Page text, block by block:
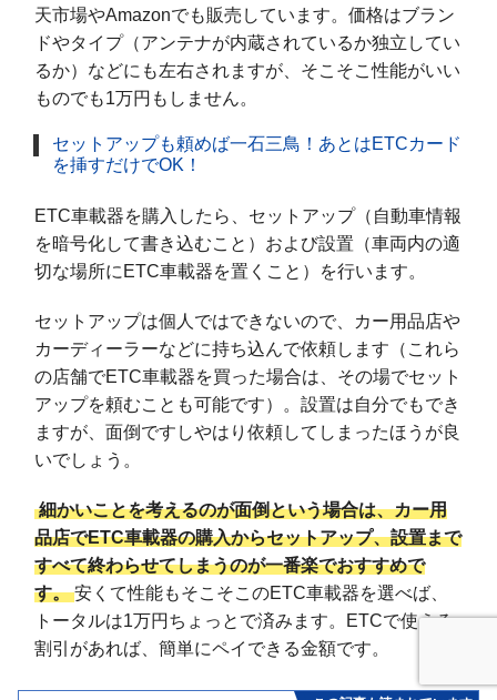
天市場やAmazonでも販売しています。価格はブラン
ドやタイプ（アンテナが内蔵されているか独立してい
るか）などにも左右されますが、そこそこ性能がいい
ものでも1万円もしません。
セットアップも頼めば一石三鳥！あとはETCカード
を挿すだけでOK！
ETC車載器を購入したら、セットアップ（自動車情報
を暗号化して書き込むこと）および設置（車両内の適
切な場所にETC車載器を置くこと）を行います。
セットアップは個人ではできないので、カー用品店や
カーディーラーなどに持ち込んで依頼します（これら
の店舗でETC車載器を買った場合は、その場でセット
アップを頼むことも可能です）。設置は自分でもでき
ますが、面倒ですしやはり依頼してしまったほうが良
いでしょう。
細かいことを考えるのが面倒という場合は、カー用
品店でETC車載器の購入からセットアップ、設置まで
すべて終わらせてしまうのが一番楽でおすすめで
す。 安くて性能もそこそこのETC車載器を選べば、
トータルは1万円ちょっとで済みます。ETCで使える
割引があれば、簡単にペイできる金額です。